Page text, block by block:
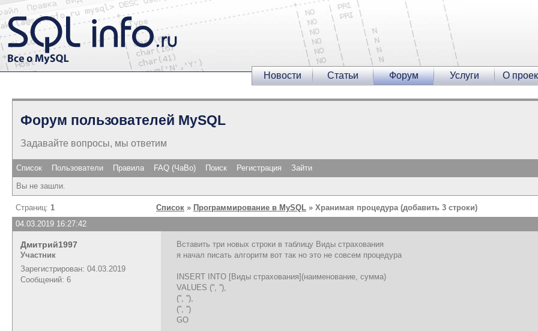
Новости Статьи Форум Услуги О
Форум пользователей MySQL
Задавайте вопросы, мы ответим
Список Пользователи Правила FAQ (ЧаВо) Поиск Регистрация
Зайти
Вы не зашли.
Страниц: 1 Список » Программирование в MySQL » Хранимая процедура (добавить 3 строки)
04.03.2019 16:27:42
Дмитрий1997
Участник
Зарегистрирован: 04.03.2019
Сообщений: 6
Вставить три новых строки в таблицу Виды страхования
я начал писать алгоритм вот так но это не совсем процедура
INSERT INTO [Виды страхования](наименование, сумма)
VALUES ('', ''),
('', ''),
('', '')
GO